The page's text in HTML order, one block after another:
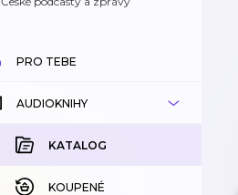
PRO TEBE
AUDIOKNIHY
KATALOG
KOUPENÉ